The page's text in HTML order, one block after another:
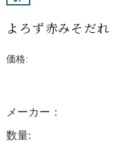
よろず赤みそだれ
価格:
メーカー：
数量: